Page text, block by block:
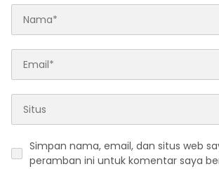
Simpan nama, email, dan situs web
peramban ini untuk komentar saya